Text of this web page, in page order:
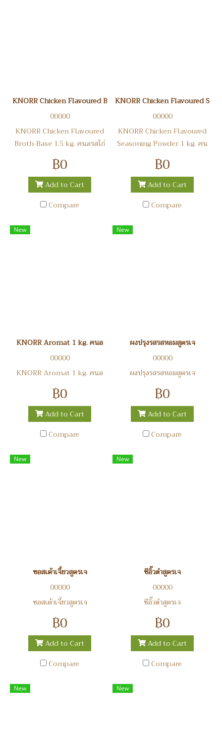
KNORR Chicken Flavoured Broth-Base 1.5 kg. คนอรสไก่เบสน้ำซุป
00000
KNORR Chicken Flavoured
Broth-Base 1.5 kg. คนอรสไก่
เบสน้ำซุป
฿0
Add to Cart
Compare
KNORR Chicken Flavoured
00000
KNORR Chicken Flavoured
Seasoning Powder 1 kg. คน
อรสไก่
฿0
Add to Cart
Compare
New
KNORR Aromat 1 kg. คนอ
00000
KNORR Aromat 1 kg. คนอ
฿0
Add to Cart
Compare
New
ผงปรุงรสรสหอมสูตรเจ
00000
ผงปรุงรสรสหอมสูตรเจ
฿0
Add to Cart
Compare
New
ซอสเต้าเจี้ยวสูตรเจ
00000
ซอสเต้าเจี้ยวสูตรเจ
฿0
Add to Cart
Compare
New
ซีอิ๊วดำสูตรเจ
00000
ซีอิ๊วดำสูตรเจ
฿0
Add to Cart
Compare
New New